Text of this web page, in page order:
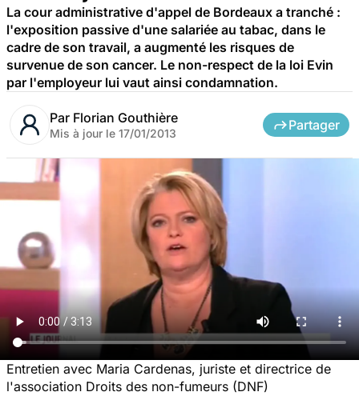
La cour administrative d'appel de Bordeaux a tranché :
l'exposition passive d'une salariée au tabac, dans le
cadre de son travail, a augmenté les risques de
survenue de son cancer. Le non-respect de la loi Evin
par l'employeur lui vaut ainsi condamnation.
Par Florian Gouthière
Mis à jour le 17/01/2013
Partager
Entretien avec Maria Cardenas, juriste et directrice de
l'association Droits des non-fumeurs (DNF)